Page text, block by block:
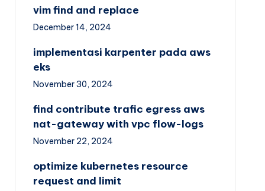
vim find and replace
December 14, 2024
implementasi karpenter pada aws
eks
November 30, 2024
find contribute trafic egress aws
nat-gateway with vpc flow-logs
November 22, 2024
optimize kubernetes resource
request and limit